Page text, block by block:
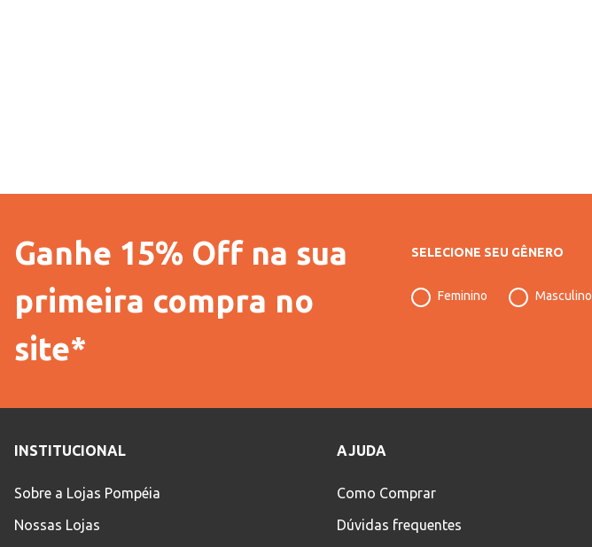
Ganhe 15% Off na sua
primeira compra no
site*
SELECIONE SEU GÊNERO
Feminino Masculino
INSTITUCIONAL
Sobre a Lojas Pompéia
Nossas Lojas
AJUDA
Como Comprar
Dúvidas frequentes